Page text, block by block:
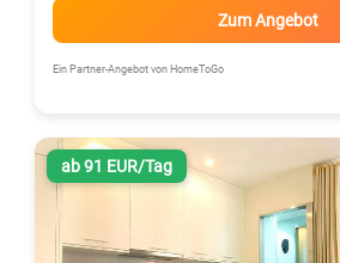
Zum Angebot
Ein Partner-Angebot von HomeToGo
ab 91 EUR/Tag